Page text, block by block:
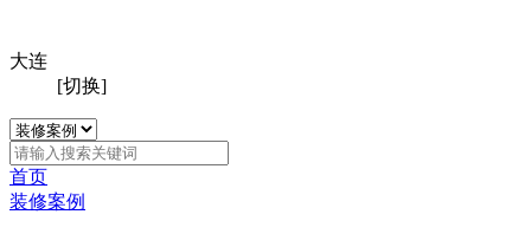
大连
[切换]
首页
装修案例